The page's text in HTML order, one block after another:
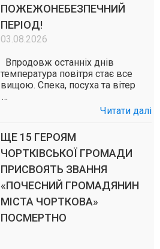
ПОЖЕЖОНЕБЕЗПЕЧНИЙ
ПЕРІОД!
03.08.2026
Впродовж останніх днів
температура повітря стає все
вищою. Спека, посуха та вітер
…
Читати далі
ЩЕ 15 ГЕРОЯМ
ЧОРТКІВСЬКОЇ ГРОМАДИ
ПРИСВОЯТЬ ЗВАННЯ
«ПОЧЕСНИЙ ГРОМАДЯНИН
МІСТА ЧОРТКОВА»
ПОСМЕРТНО